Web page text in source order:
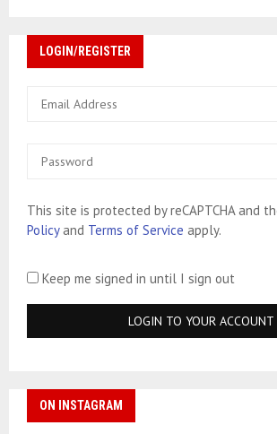
LOGIN/REGISTER
This site is protected by reCAPTCHA and
Policyand Terms of Service apply.
Keep me signed in until I sign out
ON INSTAGRAM